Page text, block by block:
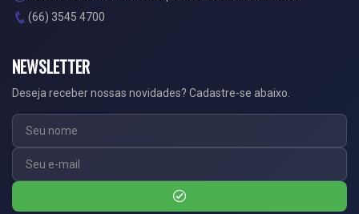
(66) 3545 4700
NEWSLETTER
Deseja receber nossas novidades? Cadastre-se abaixo.